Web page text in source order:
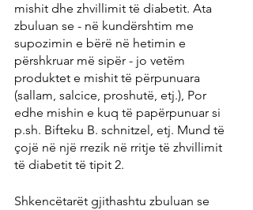
mishit dhe zhvillimit të diabetit. Ata
zbuluan se - në kundërshtim me
supozimin e bërë në hetimin e
përshkruar më sipër - jo vetëm
produktet e mishit të përpunuara
(sallam, salcice, proshutë, etj.), Por
edhe mishin e kuq të papërpunuar si
p.sh. Bifteku B. schnitzel, etj. Mund të
çojë në një rrezik në rritje të zhvillimit
të diabetit të tipit 2.
Shkencëtarët gjithashtu zbuluan se